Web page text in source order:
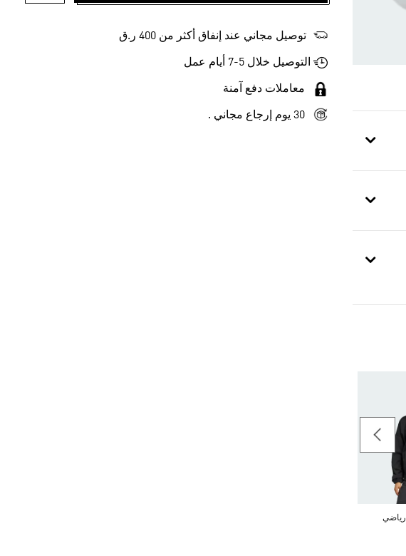
توصيل مجاني عند إنفاق أكثر من 400 ر.ق
التوصيل خلال 5-7 أيام عمل
معاملات دفع آمنة
30 يوم إرجاع مجاني .